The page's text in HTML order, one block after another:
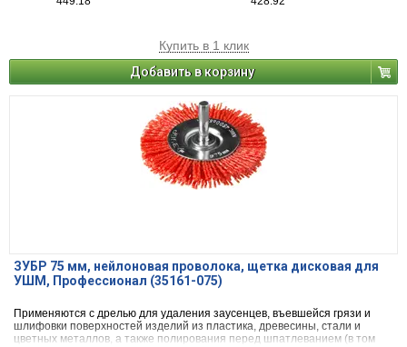
Купить в 1 клик
Добавить в корзину
ЗУБР 75 мм, нейлоновая проволока, щетка дисковая для
УШМ, Профессионал (35161-075)
Применяются с дрелью для удаления заусенцев, въевшейся грязи и
шлифовки поверхностей изделий из пластика, древесины, стали и
цветных металлов, а также полирования перед шпатлеванием (в том